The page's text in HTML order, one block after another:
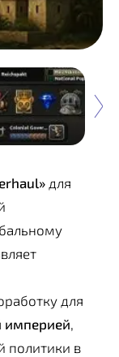
для
для
империей,
политики в